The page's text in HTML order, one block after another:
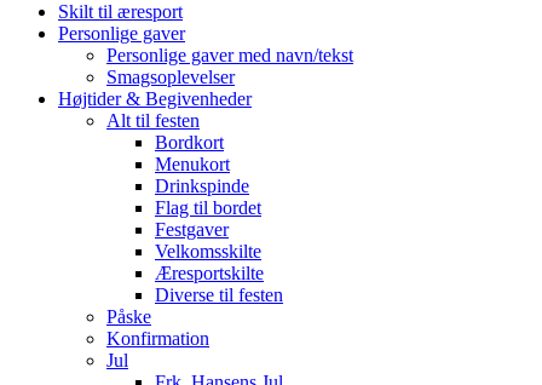
Skilt til æresport
Personlige gaver
Personlige gaver med navn/tekst
Smagsoplevelser
Højtider & Begivenheder
Alt til festen
Bordkort
Menukort
Drinkspinde
Flag til bordet
Festgaver
Velkomsskilte
Æresportskilte
Diverse til festen
Påske
Konfirmation
Jul